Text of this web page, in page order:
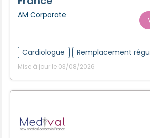
AM Corporate
Cardiologue Remplacement
Mise à jour le 03/08/2026